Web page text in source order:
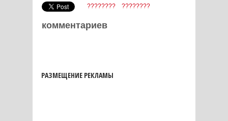
???????? ????????
комментариев
РАЗМЕЩЕНИЕ РЕКЛАМЫ